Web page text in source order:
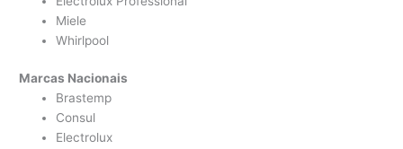
Miele
Whirlpool
Marcas Nacionais
Brastemp
Consul
Electrolux